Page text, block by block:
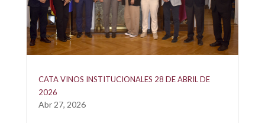
CATA VINOS INSTITUCIONALES 28 DE ABRIL DE
2026
Abr 27, 2026